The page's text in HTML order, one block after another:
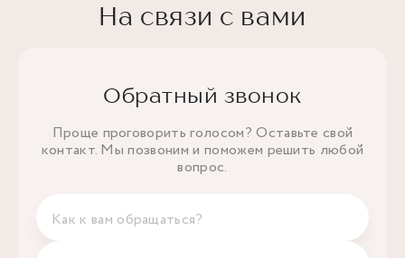
На связи с вами
Обратный звонок
Проще проговорить голосом? Оставьте свой
контакт. Мы позвоним и поможем решить любой
вопрос.